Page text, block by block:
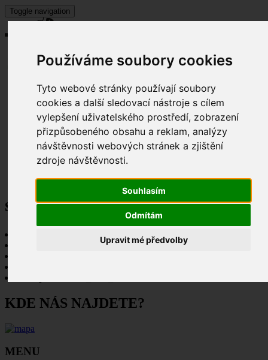
Používáme soubory cookies
Tyto webové stránky používají soubory
cookies a další sledovací nástroje s cílem
vylepšení uživatelského prostředí, zobrazení
přizpůsobeného obsahu a reklam, analýzy
návštěvnosti webových stránek a zjištění
zdroje návštěvnosti.
Souhlasím
Odmítám
Upravit mé předvolby
Toggle navigation
O nás
O aquaponii
Systémy
Služby
Školení
Katalog
Kontakty
Čeština‎
salát pro ikonu 2_ořez_85x85
KDE NÁS NAJDETE?
MENU